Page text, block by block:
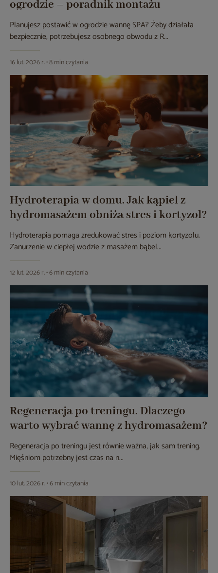
ogrodzie – poradnik montażu
Planujesz postawić w ogrodzie wannę SPA? Żeby działała
bezpiecznie, potrzebujesz osobnego obwodu z R...
16 lut. 2026 r. • 8 min czytania
Hydroterapia w domu. Jak kąpiel z
hydromasażem obniża stres i kortyzol?
Hydroterapia pomaga zredukować stres i poziom kortyzolu.
Zanurzenie w ciepłej wodzie z masażem bąbel...
12 lut. 2026 r. • 6 min czytania
Regeneracja po treningu. Dlaczego
warto wybrać wannę z hydromasażem?
Regeneracja po treningu jest równie ważna, jak sam trening.
Mięśniom potrzebny jest czas na n...
10 lut. 2026 r. • 6 min czytania